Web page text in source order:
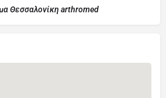
Θεσσαλονίκη arthromed